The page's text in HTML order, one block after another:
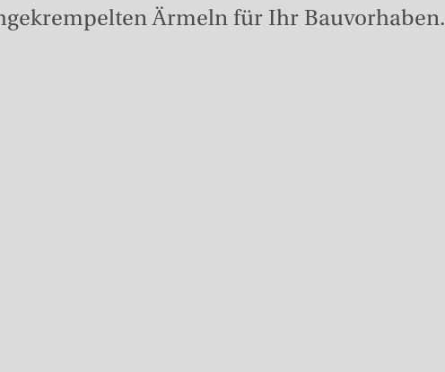
Ärmeln für Ihr Bauvorhaben.